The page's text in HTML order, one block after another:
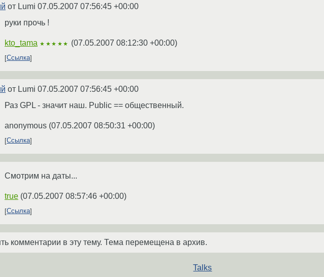
от Lumi 07.05.2007 07:56:45 +00:00
руки прочь !
kto_tama ★★★★★ (07.05.2007 08:12:30 +00:00)
Ссылка
от Lumi 07.05.2007 07:56:45 +00:00
Раз GPL - значит наш. Public == общественный.
anonymous (07.05.2007 08:50:31 +00:00)
Ссылка
Смотрим на даты...
true (07.05.2007 08:57:46 +00:00)
Ссылка
комментарии в эту тему. Тема перемещена в архив.
Talks